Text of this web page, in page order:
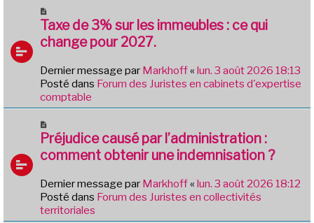
e
s
s
g
e
o
u
v
a
u
m
s
a
e
Taxe de 3% sur les immeubles : ce qui
change pour 2027.
Dernier message par Markhoff« lun. 3 août 2026 18:13
Posté dans Forum des Juristes en cabinets d'expertise
comptable
o
u
v
a
u
m
Préjudice causé par l’administration :
comment obtenir une indemnisation ?
Dernier message par Markhoff« lun. 3 août 2026 18:12
Posté dans Forum des Juristes en collectivités
territoriales